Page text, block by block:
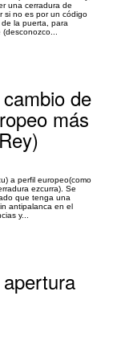
una cerradura de
si no es por un código
la puerta, para
de
más
a perfil europeo(como
ezcurra). Se
que tenga una
antipalanca en el
y...